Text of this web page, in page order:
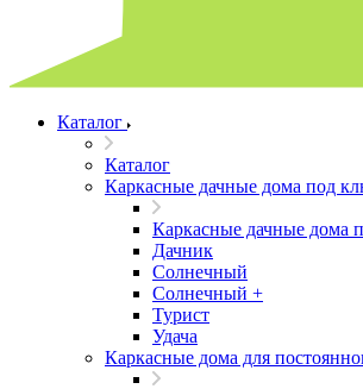
Каталог
Каталог
Каркасные дачные дома под
Каркасные дачные дома
Дачник
Солнечный
Солнечный +
Турист
Удача
Каркасные дома для